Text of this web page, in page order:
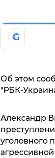
G
Об этом
"РБК-
Александр
уголовного